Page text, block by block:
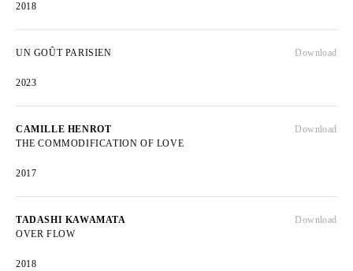
2018
UN GOÛT PARISIEN
2023
Download
CAMILLE HENROT
THE COMMODIFICATION OF LOVE
2017
Download
TADASHI KAWAMATA
OVER FLOW
2018
Download